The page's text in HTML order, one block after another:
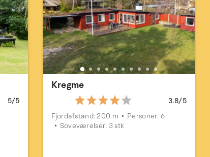
5/5
Kregme
3.8/5
Fjordafstand: 200 m
Personer: 6
Soveværelser: 3 stk